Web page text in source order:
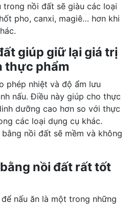
trong nồi đất sẽ giàu các loại
pho, canxi, magiê… hơn khi
giúp giữ lại giá trị
thực phẩm
phép nhiệt và độ ẩm lưu
nấu. Điều này giúp cho thực
dưỡng cao hơn so với thực
các loại dụng cụ khác.
nồi đất sẽ mềm và không
nồi đất rất tốt
nấu ăn là một trong những